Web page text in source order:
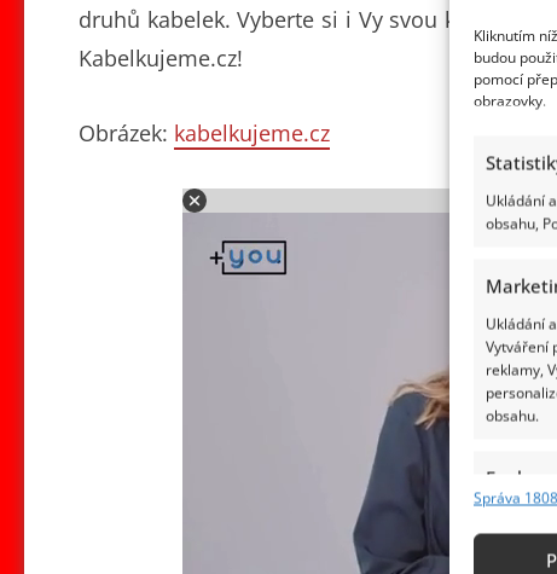
Kliknutím
budou
pomocí
obrazovky.
Ukládání
obsahu,
Ukládání
Vytváření
reklamy,
obsahu.
Funkce
Správa
druhů kabelek. Vyberte si i Vy svou kabelku z
Kabelkujeme.cz!
Obrázek: kabelkujeme.cz